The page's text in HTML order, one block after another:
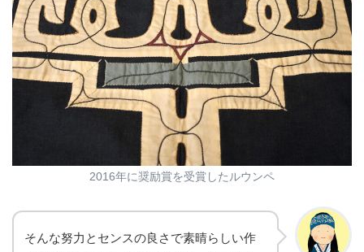
2016年に奨励賞を受賞したルウンペ
そんな努力とセンスの良さで素晴らしい作